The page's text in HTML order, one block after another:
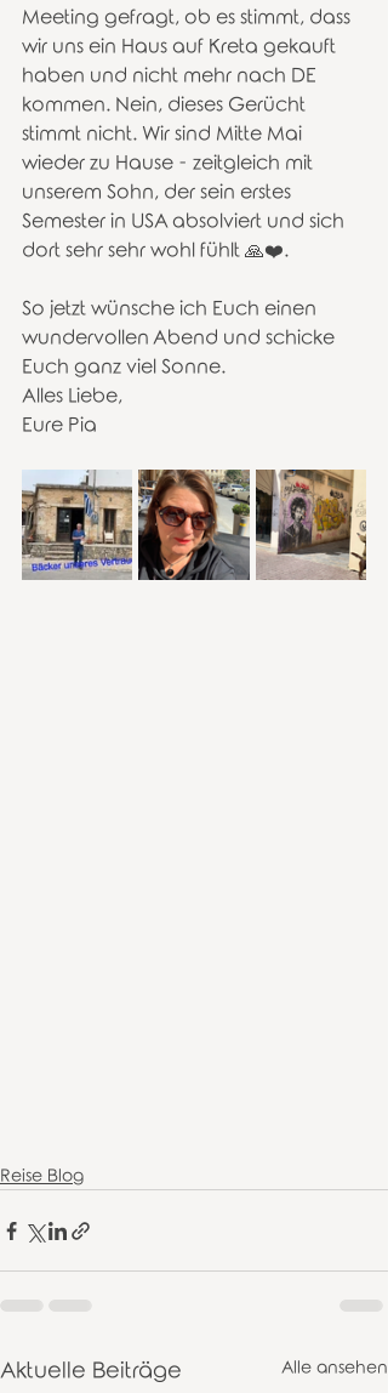
Meeting gefragt, ob es stimmt, dass
wir uns ein Haus auf Kreta gekauft
haben und nicht mehr nach DE
kommen. Nein, dieses Gerücht
stimmt nicht. Wir sind Mitte Mai
wieder zu Hause - zeitgleich mit
unserem Sohn, der sein erstes
Semester in USA absolviert und sich
dort sehr sehr wohl fühlt 🙏❤️.
So jetzt wünsche ich Euch einen
wundervollen Abend und schicke
Euch ganz viel Sonne.
Alles Liebe,
Eure Pia
Reise Blog
Aktuelle Beiträge Alle ansehen